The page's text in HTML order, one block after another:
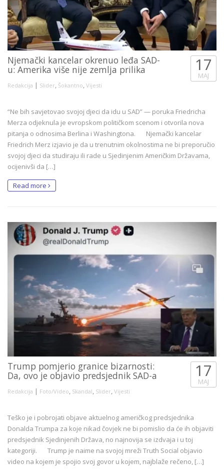
Njemački kancelar okrenuo leđa SAD-
u: Amerika više nije zemlja prilika
Redakcija | Slider, Šokantno, Vijesti
17
MAJ
“Ne bih savjetovao svojoj djeci da idu u SAD” — poruka Friedricha
Merza odjeknula je evropskom političkom scenom i otvorila nova
pitanja o odnosima Berlina i Washingtona. Njemački kancelar
Friedrich Merz izjavio je da u trenutnim okolnostima ne bi preporučio
svojoj djeci da studiraju ili rade u Sjedinjenim Američkim Državama,
ocijenivši da […]
Read more
Trump pomjerio granice bizarnosti:
Da, ovo je objavio predsjednik SAD-a
Redakcija | Foto/Video, Skandal, Slider, Vijesti
17
MAJ
Teško je i pobrojati objave aktuelnog američkog predsjednika
Donalda Trumpa za koje nikad čovjek ne bi pomislio da će ih objaviti
predsjednik Sjedinjenih Država, no najnovija se izdvaja i u toj
kategoriji. Trump je naime na svojoj mreži Truth Social objavio
video na kojem je spojio svoj govor u kojem, najblaže rečeno, […]